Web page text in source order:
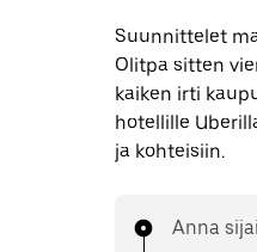
Suunnittelet
Olitpa sitten
kaiken irti
hotellille
ja kohteisiin.
Anna